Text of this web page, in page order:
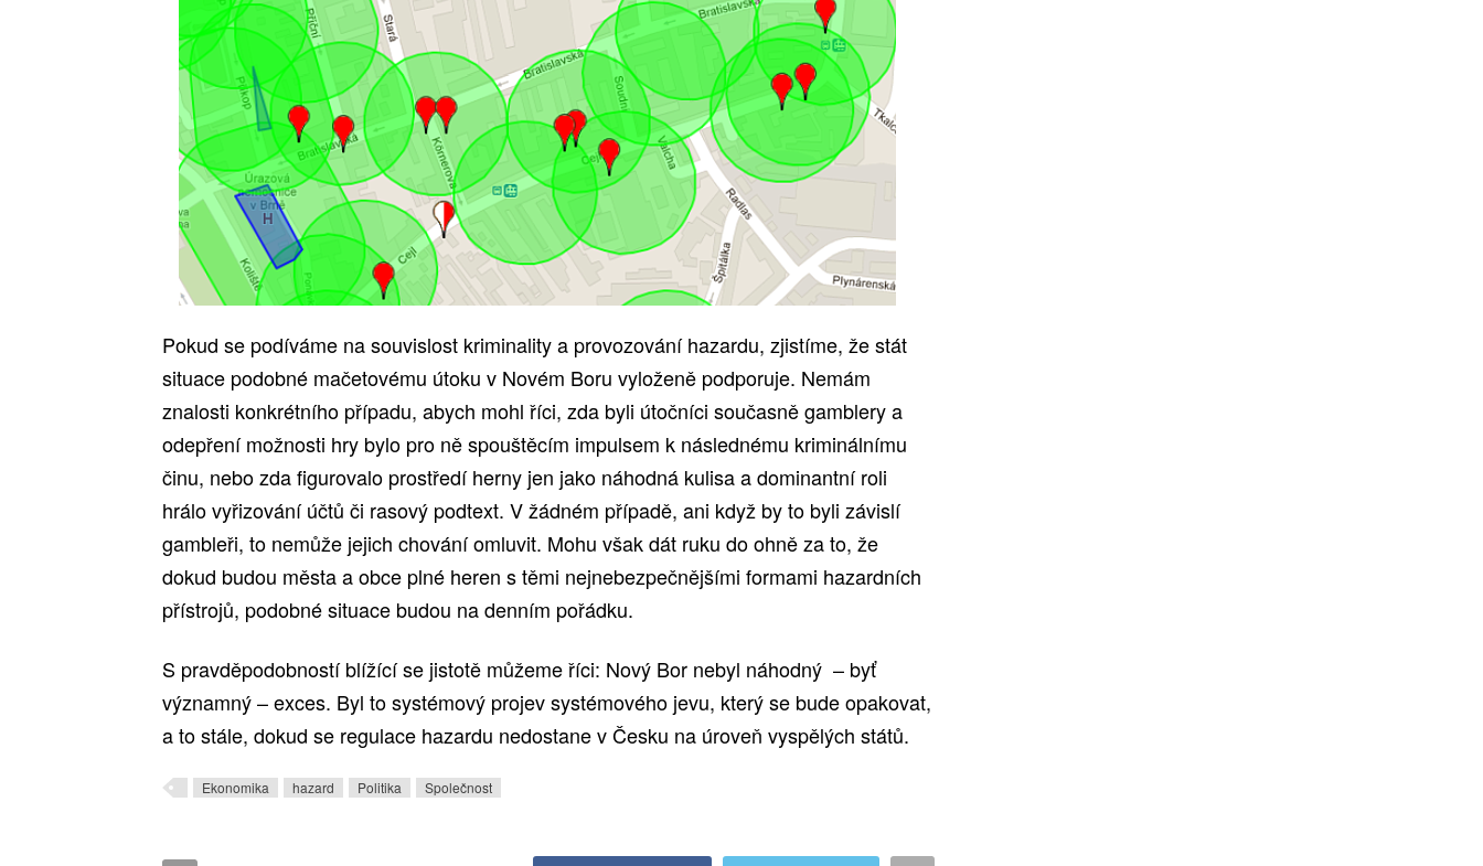
Pokud se podíváme na souvislost kriminality a provozování hazardu, zjistíme, že stát
situace podobné mačetovému útoku v Novém Boru vyloženě podporuje. Nemám
znalosti konkrétního případu, abych mohl říci, zda byli útočníci současně gamblery a
odepření možnosti hry bylo pro ně spouštěcím impulsem k následnému kriminálnímu
činu, nebo zda figurovalo prostředí herny jen jako náhodná kulisa a dominantní roli
hrálo vyřizování účtů či rasový podtext. V žádném případě, ani když by to byli závislí
gambleři, to nemůže jejich chování omluvit. Mohu však dát ruku do ohně za to, že
dokud budou města a obce plné heren s těmi nejnebezpečnějšími formami hazardních
přístrojů, podobné situace budou na denním pořádku.
S pravděpodobností blížící se jistotě můžeme říci: Nový Bor nebyl náhodný – byť
významný – exces. Byl to systémový projev systémového jevu, který se bude opakovat,
a to stále, dokud se regulace hazardu nedostane v Česku na úroveň vyspělých států.
Ekonomika hazard Politika Společnost